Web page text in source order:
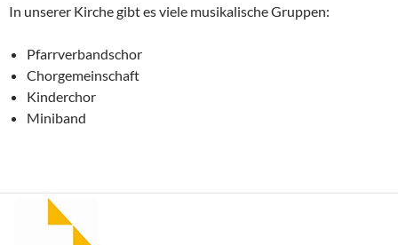
In unserer Kirche gibt es viele musikalische Gruppen:
Pfarrverbandschor
Chorgemeinschaft
Kinderchor
Miniband